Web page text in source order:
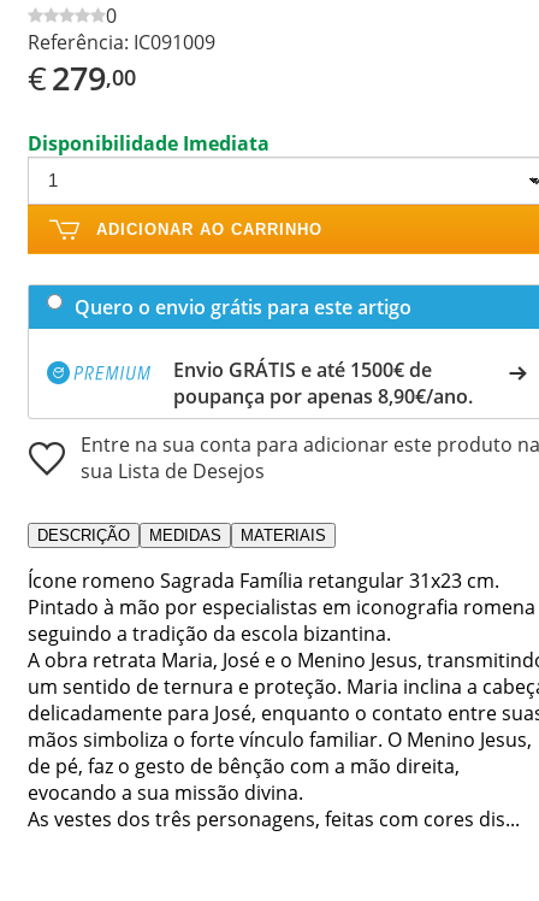
0
Referência: IC091009
€279,00
Disponibilidade Imediata
ADICIONAR AO CARRINHO
Quero o envio grátis para este artigo
Envio GRÁTIS e até 1500€ de
poupança por apenas 8,90€/ano.
Entre na sua conta para adicionar este produto na
sua Lista de Desejos
DESCRIÇÃO MEDIDAS MATERIAIS
Ícone romeno Sagrada Família retangular 31x23 cm.
Pintado à mão por especialistas em iconografia romena
seguindo a tradição da escola bizantina.
A obra retrata Maria, José e o Menino Jesus,
um sentido de ternura e proteção. Maria inclina a
delicadamente para José, enquanto o contato entre
mãos simboliza o forte vínculo familiar. O Menino Jesus,
de pé, faz o gesto de bênção com a mão direita,
evocando a sua missão divina.
As vestes dos três personagens, feitas com cores dis...